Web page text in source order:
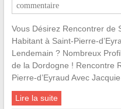
commentaire
Vous Désirez Rencontrer de
Habitant à Saint-Pierre-
Lendemain ? Nombreux
de la Dordogne ! Rencontre
Pierre-d’Eyraud Avec
Lire la suite